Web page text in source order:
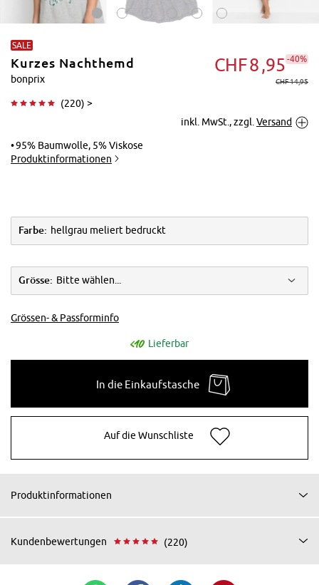
Tippen zum
SALE
Kurzes Nachthemd
bonprix
(220) >
CHF8 95 -40%
CHF 14,95
inkl. MwSt., zzgl. Versand
95% Baumwolle, 5% Viskose
Produktinformationen
Farbe: hellgrau meliert bedruckt
Grösse: Bitte wählen...
Grössen- & Passforminfo
Lieferbar
In die Einkaufstasche
Auf die Wunschliste
Produktinformationen
Kundenbewertungen (220)